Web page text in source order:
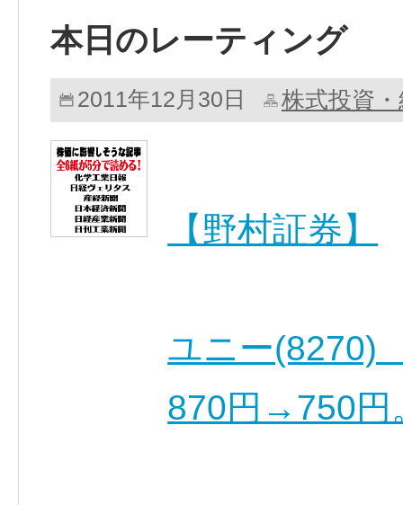
本日のレーティング
2011年12月30日 株式投資
【野村証券】
ユニー(8270)
870円→750円